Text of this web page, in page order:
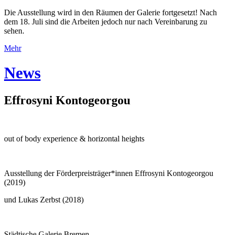
Die Ausstellung wird in den Räumen der Galerie fortgesetzt! Nach
dem 18. Juli sind die Arbeiten jedoch nur nach Vereinbarung zu
sehen.
Mehr
News
Effrosyni Kontogeorgou
out of body experience & horizontal heights
Ausstellung der Förderpreisträger*innen Effrosyni Kontogeorgou
(2019)
und Lukas Zerbst (2018)